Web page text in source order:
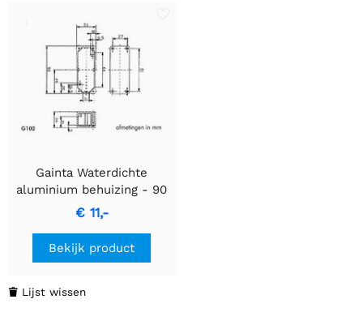
Gainta Waterdichte
aluminium behuizing - 90
x 36 x 30 mm
€ 11,-
Bekijk product
 Lijst wissen